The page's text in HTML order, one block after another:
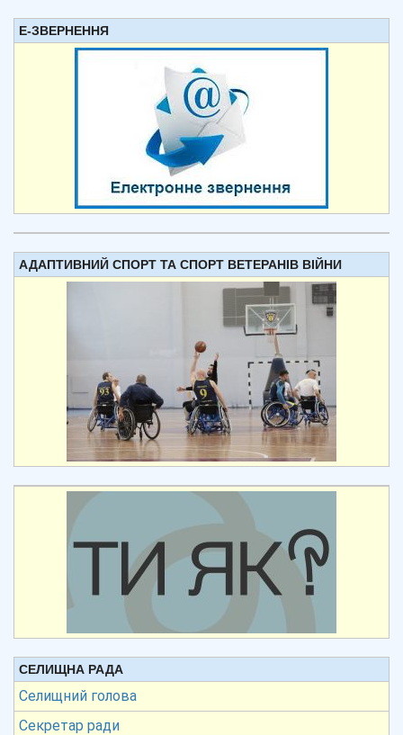
Е-ЗВЕРНЕННЯ
АДАПТИВНИЙ СПОРТ ТА СПОРТ ВЕТЕРАНІВ ВІЙНИ
СЕЛИЩНА РАДА
Селищний голова
Секретар ради